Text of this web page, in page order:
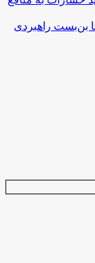
بن‌بست راهبردی